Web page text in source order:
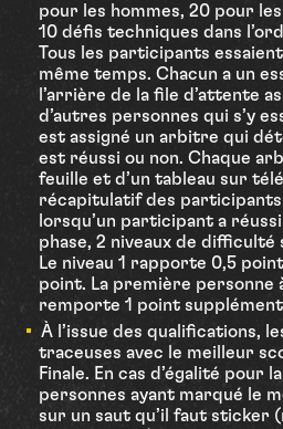
pour les hommes, 20 pour
10 défis techniques dans
Tous les participants
même temps. Chacun a un
l’arrière de la file d’attente
d’autres personnes qui s’y
est assigné un arbitre qui
est réussi ou non. Chaque
feuille et d’un tableau sur
récapitulatif des participants
lorsqu’un participant a
phase, 2 niveaux de
Le niveau 1 rapporte 0,5
point. La première personne
remporte 1 point
À l’issue des qualifications,
traceuses avec le meilleur
Finale. En cas d’égalité pour
personnes ayant marqué le
sur un saut qu’il faut sticker